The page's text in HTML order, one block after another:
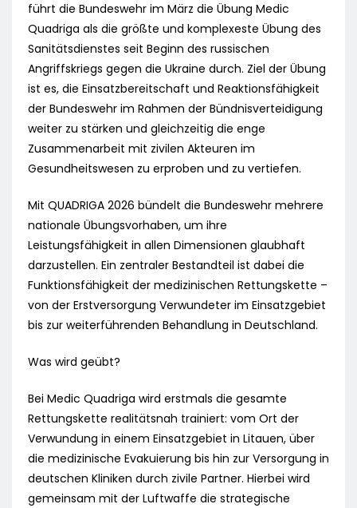
führt die Bundeswehr im März die Übung Medic
Quadriga als die größte und komplexeste Übung des
Sanitätsdienstes seit Beginn des russischen
Angriffskriegs gegen die Ukraine durch. Ziel der Übung
ist es, die Einsatzbereitschaft und Reaktionsfähigkeit
der Bundeswehr im Rahmen der Bündnisverteidigung
weiter zu stärken und gleichzeitig die enge
Zusammenarbeit mit zivilen Akteuren im
Gesundheitswesen zu erproben und zu vertiefen.
Mit QUADRIGA 2026 bündelt die Bundeswehr mehrere
nationale Übungsvorhaben, um ihre
Leistungsfähigkeit in allen Dimensionen glaubhaft
darzustellen. Ein zentraler Bestandteil ist dabei die
Funktionsfähigkeit der medizinischen Rettungskette –
von der Erstversorgung Verwundeter im Einsatzgebiet
bis zur weiterführenden Behandlung in Deutschland.
Was wird geübt?
Bei Medic Quadriga wird erstmals die gesamte
Rettungskette realitätsnah trainiert: vom Ort der
Verwundung in einem Einsatzgebiet in Litauen, über
die medizinische Evakuierung bis hin zur Versorgung in
deutschen Kliniken durch zivile Partner. Hierbei wird
gemeinsam mit der Luftwaffe die strategische